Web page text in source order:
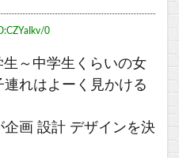
0
～中学生くらいの女
れはよーく見かける
画 設計 デザインを決